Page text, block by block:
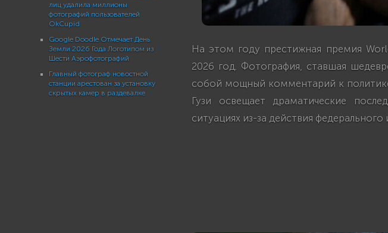
лиц удалила миллионы
фотографий пользователей
OkCupid
Google Doodle Отмечает День
Земли 2026 Года Логотипом из
Шести Аэрофотографий
Главный фотограф новостной
станции арестован за установку
скрытых камер в раздевалке
На этом году престижная премия
2026 год. Фотография, ставшая
собой мощный комментарий к
Гузи освещает драматические
ситуациях из-за действия